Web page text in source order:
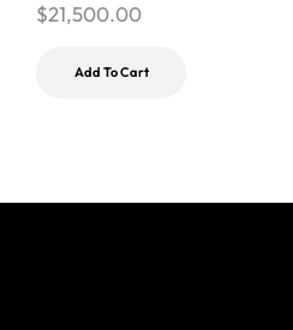
$21,500.00
Add To Cart